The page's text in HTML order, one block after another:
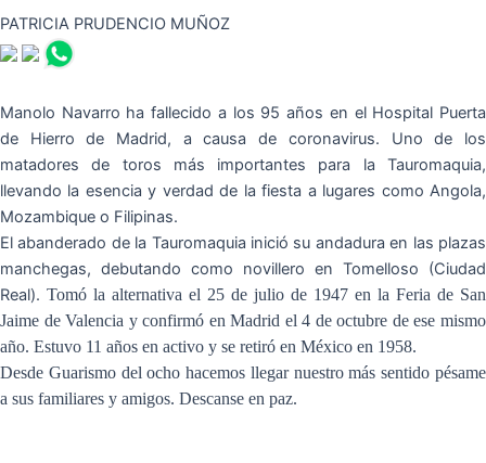
PATRICIA PRUDENCIO MUÑOZ
Manolo Navarro ha fallecido a los 95 años en el Hospital Puerta
de Hierro de Madrid, a causa de coronavirus. Uno de los
matadores de toros más importantes para la Tauromaquia,
llevando la esencia y verdad de la fiesta a lugares como Angola,
Mozambique o Filipinas.
El abanderado de la Tauromaquia inició su andadura en las plazas
manchegas, debutando como novillero en Tomelloso (Ciudad
Real). Tomó la alternativa el 25 de julio de 1947 en la Feria de San
Jaime de Valencia y confirmó en Madrid el 4 de octubre de ese mismo
año. Estuvo 11 años en activo y se retiró en México en 1958.
Desde Guarismo del ocho hacemos llegar nuestro más sentido pésame
a sus familiares y amigos. Descanse en paz.